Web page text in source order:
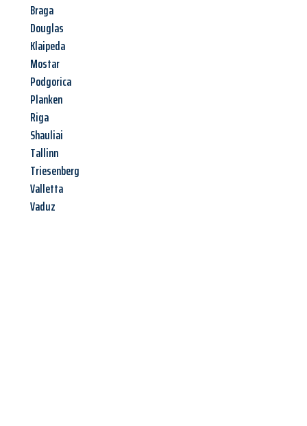
Braga
Douglas
Klaipeda
Mostar
Podgorica
Planken
Riga
Shauliai
Tallinn
Triesenberg
Valletta
Vaduz